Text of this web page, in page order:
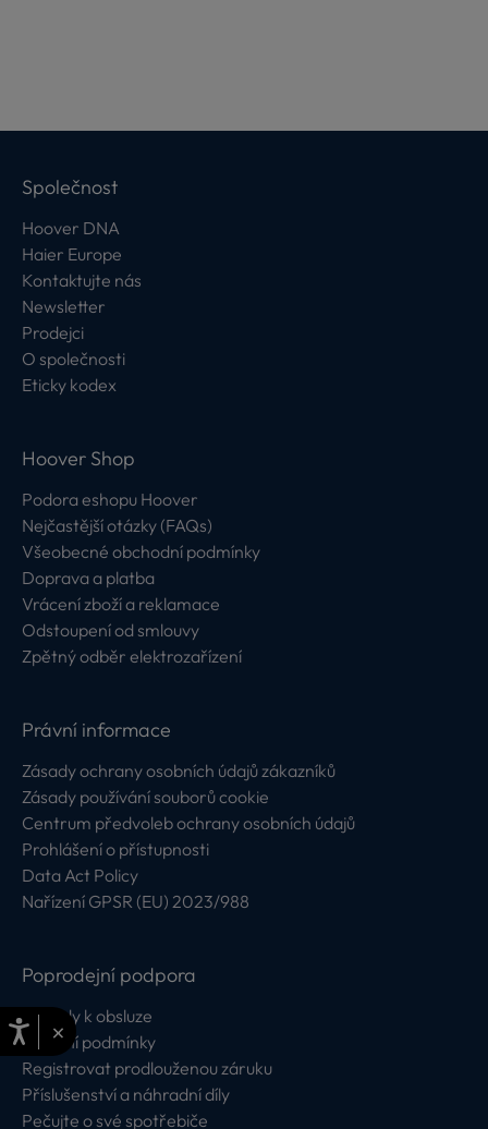
Společnost
Hoover DNA
Haier Europe
Kontaktujte nás
Newsletter
Prodejci
O společnosti
Eticky kodex
Hoover Shop
Podora eshopu Hoover
Nejčastější otázky (FAQs)
Všeobecné obchodní podmínky
Doprava a platba
Vrácení zboží a reklamace
Odstoupení od smlouvy
Zpětný odběr elektrozařízení
Právní informace
Zásady ochrany osobních údajů zákazníků
Zásady používání souborů cookie
Centrum předvoleb ochrany osobních údajů
Prohlášení o přístupnosti
Data Act Policy
Nařízení GPSR (EU) 2023/988
Poprodejní podpora
Návody k obsluze
Záruční podmínky
Registrovat prodlouženou záruku
Příslušenství a náhradní díly
Pečujte o své spotřebiče
×